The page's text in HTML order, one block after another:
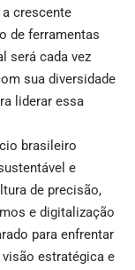
crescente
de ferramentas
será cada vez
sua diversidade
liderar essa
brasileiro
e
de precisão,
e digitalização
para enfrentar
estratégica e